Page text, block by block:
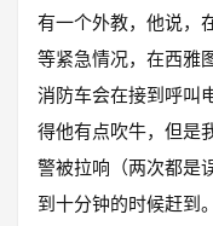
有一个外教，他说，
等紧急情况，在西雅
消防车会在接到呼叫
得他有点吹牛，但是
警被拉响（两次都是
到十分钟的时候赶到